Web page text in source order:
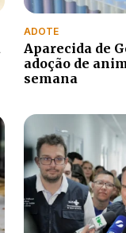
ADOTE
Aparecida de
adoção de
semana